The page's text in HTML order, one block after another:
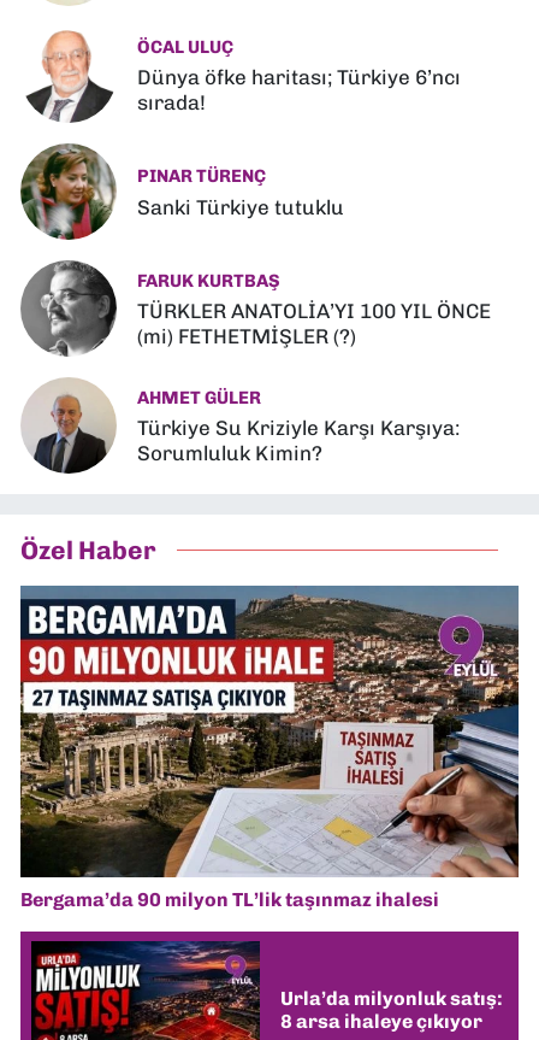
ÖCAL ULUÇ
Dünya öfke haritası; Türkiye 6’ncı
sırada!
PINAR TÜRENÇ
Sanki Türkiye tutuklu
FARUK KURTBAŞ
TÜRKLER ANATOLİA’YI 100 YIL ÖNCE
(mi) FETHETMİŞLER (?)
AHMET GÜLER
Türkiye Su Kriziyle Karşı Karşıya:
Sorumluluk Kimin?
Özel Haber
Bergama’da 90 milyon TL’lik taşınmaz ihalesi
Urla’da milyonluk satış:
8 arsa ihaleye çıkıyor